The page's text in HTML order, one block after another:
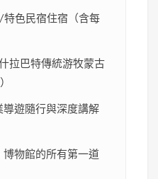
色民宿住宿（含每
拉巴特傳統游牧蒙古
遊隨行與深度講解
物館的所有第一道